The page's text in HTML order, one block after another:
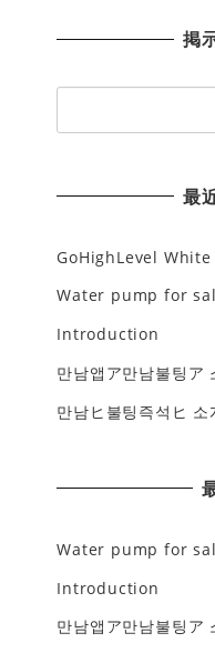
掲
索
最
GoHighLevel
Water pump for
Introduction
만남앱ア만남불팅ア
만남ヒ불팅즉석ヒ 소
Water pump for
Introduction
만남앱ア만남불팅ア